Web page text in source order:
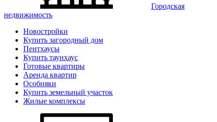
Городская
недвижимость
Новостройки
Купить загородный дом
Пентхаусы
Купить таунхаус
Готовые квартиры
Аренда квартир
Особняки
Купить земельный участок
Жилые комплексы